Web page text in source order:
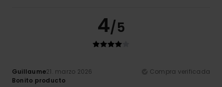
4/5
Guillaume21. marzo 2026
Compra verificada
Bonito producto